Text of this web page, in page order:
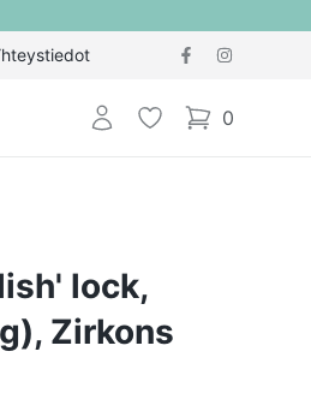
Kirjaudu sisään
Toivelista 0
items in cart,
lock,
Zirkons